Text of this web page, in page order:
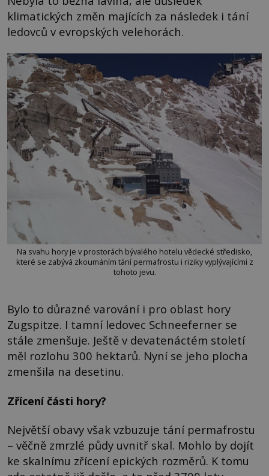
klimatických změn majících za následek i tání
ledovců v evropských velehorách.
Na svahu hory je v prostorách bývalého hotelu vědecké středisko,
které se zabývá zkoumáním tání permafrostu i riziky vyplývajícími z
tohoto jevu.
Bylo to důrazné varování i pro oblast hory
Zugspitze. I tamní ledovec Schneeferner se
stále zmenšuje. Ještě v devatenáctém století
měl rozlohu 300 hektarů. Nyní se jeho plocha
zmenšila na desetinu.
Zřícení části hory?
Největší obavy však vzbuzuje tání permafrostu
– věčně zmrzlé půdy uvnitř skal. Mohlo by dojít
ke skalnímu zřícení epických rozměrů. K tomu